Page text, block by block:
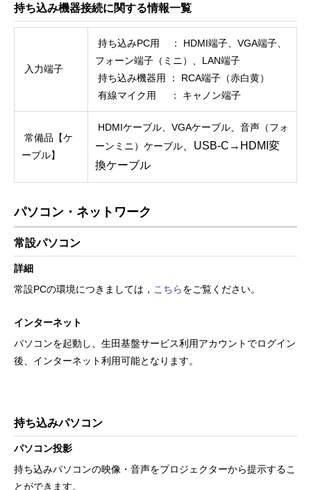
持ち込み機器接続に関する情報一覧
入力端子
持ち込みPC用 ： HDMI端子、VGA端子、
フォーン端子（ミニ）、LAN端子
持ち込み機器用 ： RCA端子（赤白黄）
有線マイク用 ： キャノン端子
常備品【ケ
ーブル】
HDMIケーブル、VGAケーブル、音声（フォ
ーンミニ）ケーブル
USB-C→ HDMI変
換ケーブル
パソコン・ネットワーク
常設パソコン
詳細
常設PCの環境につきましては， こちらをご覧ください。
インターネット
パソコンを起動し、生田基盤サービス利用アカウントでログイン
後、インターネット利用可能となります。
持ち込みパソコン
パソコン投影
持ち込みパソコンの映像・音声をプロジェクターから提示するこ
とができます。